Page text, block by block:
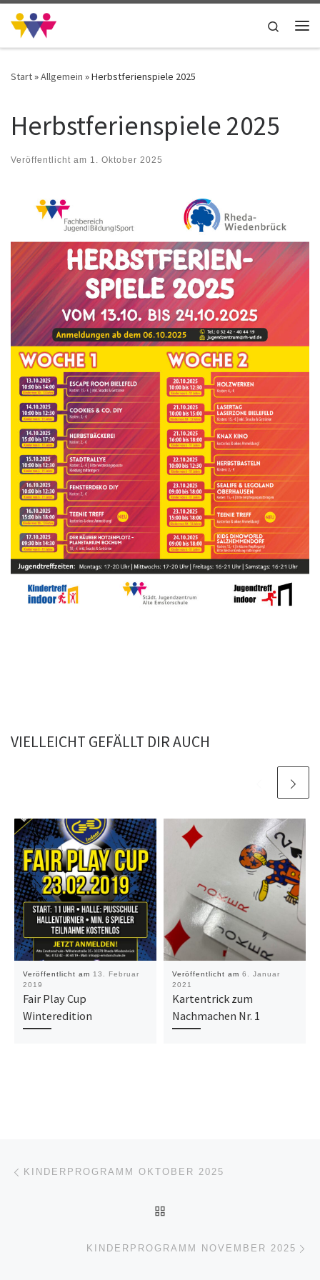
Zum Inhalt springen
Search
Start»Allgemein »Herbstferienspiele 2025
Herbstferienspiele 2025
Veröffentlicht am 1. Oktober 2025
VIELLEICHT GEFÄLLT DIR AUCH
Veröffentlicht am 13. Februar
2019
Fair Play Cup
Winteredition
Veröffentlicht am 6. Januar
2021
Kartentrick zum
Nachmachen Nr. 1
Beitragsnavigation
KINDERPROGRAMM OKTOBER 2025
KINDERPROGRAMM NOVEMBER 2025